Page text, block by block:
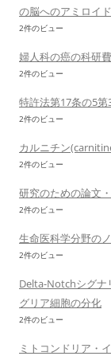
の脳へのアミロイ
2件のビュー
婦人科の癌の科研
2件のビュー
特許法第17条の5第
2件のビュー
カルニチン
2件のビュー
研究のための論文
2件のビュー
生命医科学分野の
2件のビュー
Delta-Notchシグナ
グリア細胞の分化
2件のビュー
ミトコンドリア・